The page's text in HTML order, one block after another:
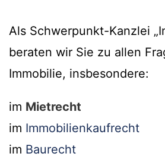
Als Schwerpunkt-Kanzlei
beraten wir Sie zu allen
Immobilie, insbesondere:
im Mietrecht
im Immobilienkaufrecht
im Baurecht